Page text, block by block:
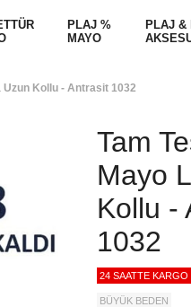
PLAJ %
MAYO
PLAJ &
Kollu - Antrasit 1032
Tam
Mayo
Kollu -
1032
24 SAATTE KARGO
BÜYÜK BEDEN